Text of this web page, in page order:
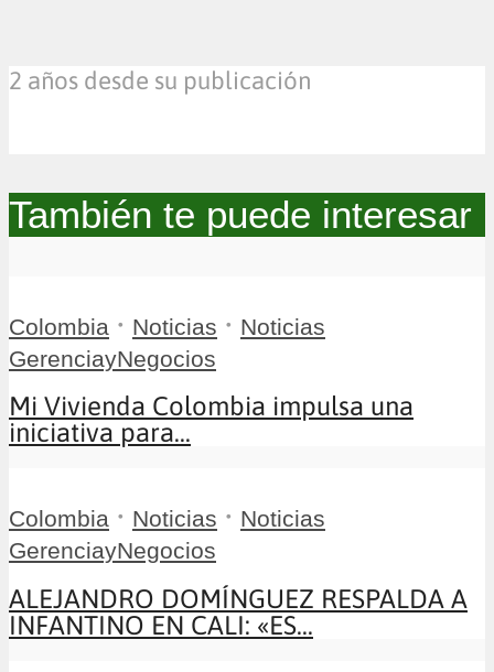
2 años desde su publicación
También te puede interesar
Colombia • Noticias • Noticias
GerenciayNegocios
Mi Vivienda Colombia impulsa una
iniciativa para...
Colombia • Noticias • Noticias
GerenciayNegocios
ALEJANDRO DOMÍNGUEZ RESPALDA A
INFANTINO EN CALI: «ES...